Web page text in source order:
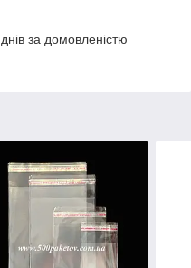
за домовленістю